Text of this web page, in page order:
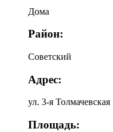
Дома
Район:
Советский
Адрес:
ул. 3-я Толмачевская
Площадь: